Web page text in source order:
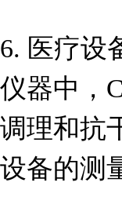
6. 医疗设
仪器中，
调理和抗
设备的测